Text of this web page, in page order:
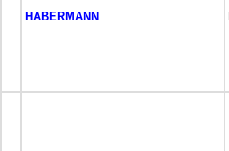
HABERMANN